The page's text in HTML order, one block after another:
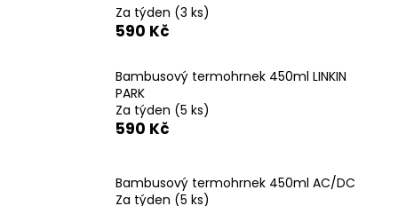
Za týden (3 ks)
590 Kč
Bambusový termohrnek 450ml LINKIN
PARK
Za týden (5 ks)
590 Kč
Bambusový termohrnek 450ml AC/DC
Za týden (5 ks)